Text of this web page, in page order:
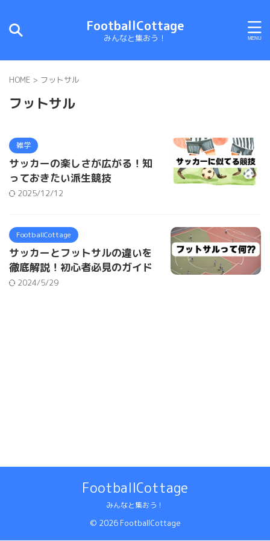
FootballCottage
みんなと集おう！
HOME > フットサル
フットサル
雑学
サッカーの楽しさが広がる！知
っておきたい派生競技
2025/12/12
FootballCottage
サッカーとフットサルの違いを
徹底解説！初心者必見のガイド
2024/5/29
FootballCottage
みんなと集おう！
© 2026 FootballCottage